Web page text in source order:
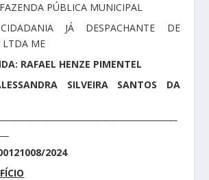
FAZENDA PÚBLICA MUNICIPAL
CIDADANIA JÁ DESPACHANTE DE
LTDA ME
RAFAEL HENZE PIMENTEL
SILVEIRA SANTOS DA
2024